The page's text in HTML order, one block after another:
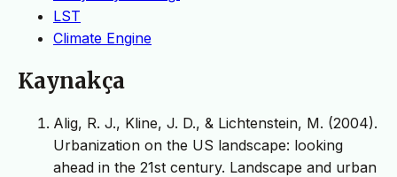
LST
Climate Engine
Kaynakça
Alig, R. J., Kline, J. D., & Lichtenstein, M. (2004).
Urbanization on the US landscape: looking
ahead in the 21st century. Landscape and urban